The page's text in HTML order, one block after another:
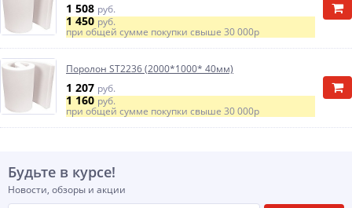
1 508 руб.
1 450руб.
при общей сумме покупки свыше 30 000р
Поролон ST2236 (2000*1000* 40мм)
1 207 руб.
1 160руб.
при общей сумме покупки свыше 30 000р
Будьте в курсе!
Новости, обзоры и акции